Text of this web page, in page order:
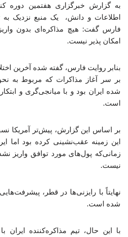
به گزارش خبرگزاری هفتمین دوره
اطلاعات و دانش، یک منبع نزدیک به
فارس گفت: هیچ مذاکره‌ای بدون
امکان پذیر نیست.
بنابر روایت فارس، گفته شده آخرین
بر سر آغاز مذاکرات که مربوط به
شده ایران بود و با میانجی‌گری و
است.
بر اساس این گزارش، پیش‌تر آمریکا
این زمینه عقب‌نشینی کرده بود اما
زمانی‌که پول‌های مورد توافق واریز
نیست.
نهایتاً با رایزنی‌ها در قطر،
شده است.
با این حال، تیم مذاکره‌کننده